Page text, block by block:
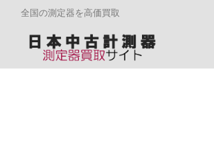
全国の測定器を高価買取